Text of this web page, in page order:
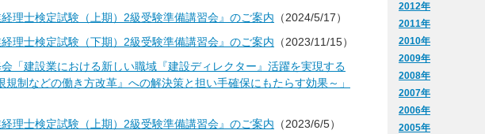
経理士検定試験（上期）2級受験準備講習会』のご案内 （2024/5/17）
経理士検定試験（下期）2級受験準備講習会』のご案内 （2023/11/15）
「建設業における新しい職域『建設ディレクター』活躍を実現する
規制などの働き方改革』への解決策と担い手確保にもたらす効果～」
経理士検定試験（上期）2級受験準備講習会』のご案内 （2023/6/5）
2012年
2011年
2010年
2009年
2008年
2007年
2006年
2005年